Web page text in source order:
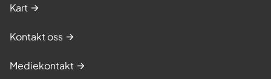
Kart
Kontakt oss
Mediekontakt